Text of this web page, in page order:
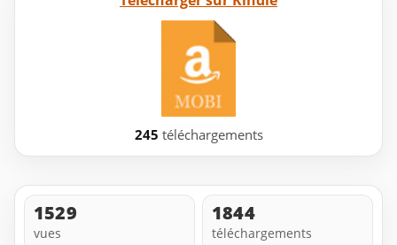
245 téléchargements
1529
vues
1844
téléchargements